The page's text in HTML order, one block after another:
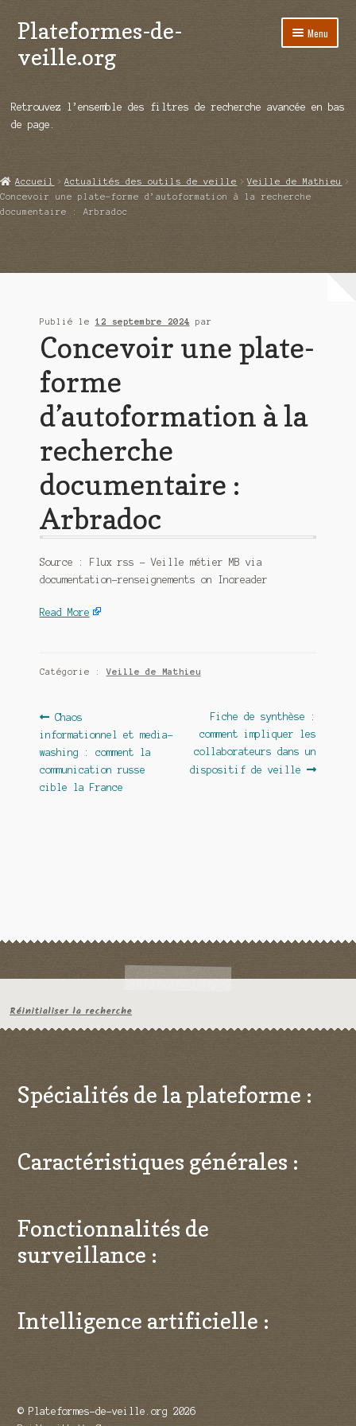
Aller
à
la
Aller
au
contenu
Plateformes-de-
veille.org
Menu
Répertoire d’ouitils
Démos vidéos
Qui sommes-nous ?
Retrouvez l’ensemble des filtres de recherche avancée en bas
de page.
Accueil Actualités des outils de veille
Veille de Mathieu
Concevoir une plate-forme d’autoformation à la recherche
documentaire : Arbradoc
Publié le 12 septembre 2024 par
Concevoir une plate-
forme
d’autoformation à la
recherche
documentaire :
Arbradoc
Source : Flux rss – Veille métier MB via
documentation-renseignements on Inoreader
Read More
Catégorie :Veille de Mathieu
Navigation
de
l’article
Article
précédent :
Chaos
informationnel et media-
washing : comment la
communication russe
cible la France
Article
suivant :
Fiche de synthèse :
comment impliquer les
collaborateurs dans un
dispositif de veille
Réinitialiser la recherche
Spécialités de la plateforme :
Caractéristiques générales :
Fonctionnalités de
surveillance :
Intelligence artificielle :
© Plateformes-de-veille.org 2026